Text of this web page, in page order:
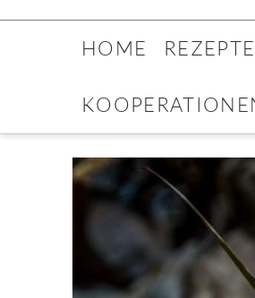
HOME REZEPTE